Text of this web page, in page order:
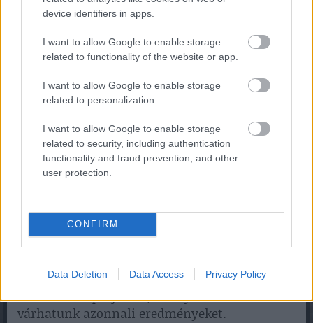
device identifiers in apps.
I want to allow Google to enable storage
related to functionality of the website or app.
I want to allow Google to enable storage
related to personalization.
I want to allow Google to enable storage
related to security, including authentication
functionality and fraud prevention, and other
user protection.
CONFIRM
Data Deletion Data Access Privacy Policy
Kakas
2023 hullámvölgyekkel teli év lesz a Kakas
csillagjegy a kínai állatövben. A kínai
csillagjegyed a Rooster, ha ezekben az években
születtél: 1933, 1945, 1957, 1969, 1981, 1993, 2005,
2017 és 2029.
A kínai horoszkóp megemlíti, hogy a 2023-as
sikeresség érdekében a Roosters-nek jobban
koncentrálnia, amiről biztosan tudják, hogy
sikerül. Az új projektek, amelyeket gyorsan
szeretnének folytatni, nehézségeket
a legjobb, ha tudatosan bekapcsolódnánk egy
hosszú távú projektbe, amelytől nem
várhatunk azonnali eredményeket.